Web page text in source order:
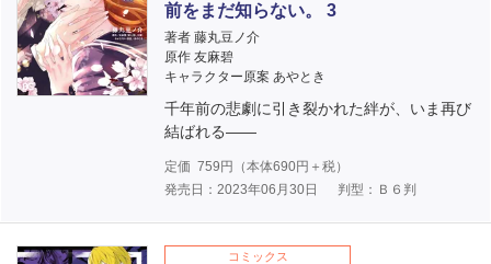
前をまだ知らない。 3
著者 藤丸豆ノ介
原作 友麻碧
キャラクター原案 あやとき
千年前の悲劇に引き裂かれた絆が、いま再び
結ばれる――
定価 759 円（本体690円＋税）
発売日：2023年06月30日
判型：Ｂ６判
コミックス